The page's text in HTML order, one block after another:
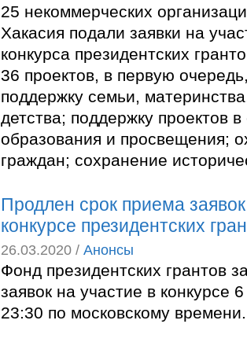
25 некоммерческих
Хакасия подали заявки на
конкурса президентских
36 проектов, в первую
поддержку семьи,
детства; поддержку проектов
образования и просвещения;
граждан; сохранение
Продлен срок приема
конкурсе президентских
26.03.2020 / Анонсы
Фонд президентских грантов
заявок на участие в конкурсе
23:30 по московскому времени.